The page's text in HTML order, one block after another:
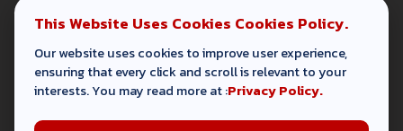
Contact Us
This Website Uses Cookies Cookies Policy.
Our website uses cookies to improve user experience,
ensuring that every click and scroll is relevant to your
interests. You may read more at :Privacy Policy.